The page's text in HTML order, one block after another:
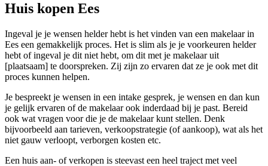
Huis kopen Ees
Ingeval je je wensen helder hebt is het vinden van een makelaar in
Ees een gemakkelijk proces. Het is slim als je je voorkeuren helder
hebt of ingeval je dit niet hebt, om dit met je makelaar uit
[plaatsaam] te doorspreken. Zij zijn zo ervaren dat ze je ook met dit
proces kunnen helpen.
Je bespreekt je wensen in een intake gesprek, je wensen en dan kun
je gelijk ervaren of de makelaar ook inderdaad bij je past. Bereid
ook wat vragen voor die je de makelaar kunt stellen. Denk
bijvoorbeeld aan tarieven, verkoopstrategie (of aankoop), wat als het
niet gauw verloopt, verborgen kosten etc.
Een huis aan- of verkopen is steevast een heel traject met veel